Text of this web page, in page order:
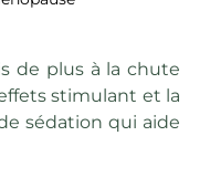
de plus à la chute
stimulant et la
sédation qui aide